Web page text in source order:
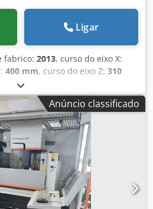
Ligar
fabrico: 2013, curso do eixo X:
400 mm, curso do eixo Z: 310
/ Y 400 / Z 310 Máquina de
automático de fio Dsdpfx Adox
Anúncio classificado